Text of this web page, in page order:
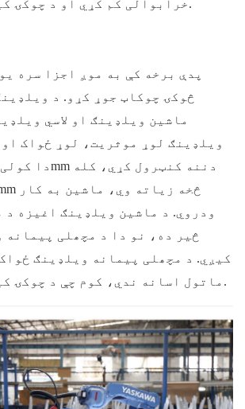
خرابوالی کم کړي او د چوکۍ کیفیت ډاډمن کړي.
پدې برخه کې به موږ اجزا سره
څوکۍ چوکاټ جوړ کړو. د
ماشین ویلډینګ او لاسي
ویلډینګ لوړ موثریت، لوړ ځواک
ودروي. د ماشین ویلډینګ اغیزه د
څیر ده، نو دا د مچھلی پیمانه
کیږي. د مچھلی پیمانه ویلډینګ
ماتول اسانه ندي، کوم چې د چوکۍ کیفیت تضمین کوي.